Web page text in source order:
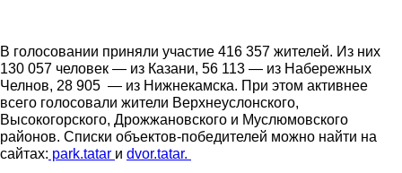
В голосовании приняли участие 416 357 жителей. Из них
130 057 человек — из Казани, 56 113 — из Набережных
Челнов, 28 905 — из Нижнекамска. При этом активнее
всего голосовали жители Верхнеуслонского,
Высокогорского, Дрожжановского и Муслюмовского
районов. Списки объектов-победителей можно найти на
сайтах: park.tatar и dvor.tatar.